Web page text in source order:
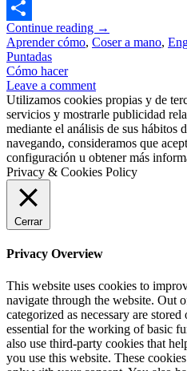
Email
Compartir
Continue reading →
Aprender cómo, Coser a mano,
Puntadas
Cómo hacer
Leave a comment
Utilizamos cookies propias y de
servicios y mostrarle publicidad
mediante el análisis de sus hábitos
navegando, consideramos que
configuración u obtener más
Privacy & Cookies Policy
Cerrar
Privacy Overview
This website uses cookies to
navigate through the website. Out
categorized as necessary are
essential for the working of basic
also use third-party cookies that
you use this website. These